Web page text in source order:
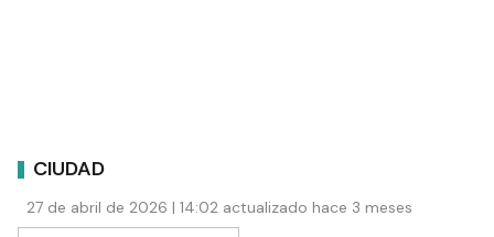
CIUDAD
27 de abril de 2026 | 14:02 actualizado hace 3 meses